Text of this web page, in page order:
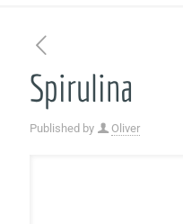
Spirulina
Published by Oliver